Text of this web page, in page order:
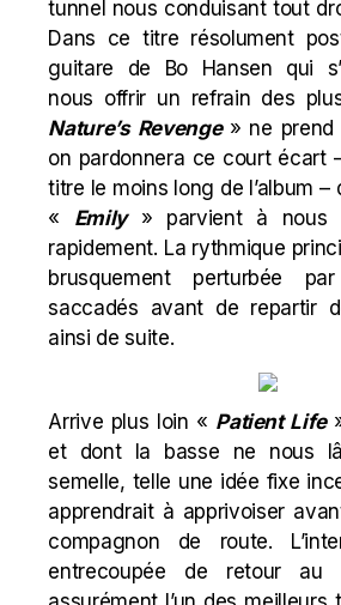
tunnel nous conduisant tout
Dans ce titre résolument
guitare de Bo Hansen qui
nous offrir un refrain des
Nature’s Revenge » ne prend
on pardonnera ce court écart
titre le moins long de l’album –
« Emily» parvient à nous
rapidement. La rythmique
brusquement perturbée
saccadés avant de repartir
ainsi de suite.
Arrive plus loin « Patient Life
et dont la basse ne nous
semelle, telle une idée fixe
apprendrait à apprivoiser
compagnon de route.
entrecoupée de retour